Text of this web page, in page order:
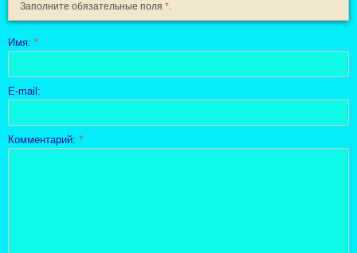
Заполните обязательные поля *.
Имя: *
E-mail:
Комментарий: *